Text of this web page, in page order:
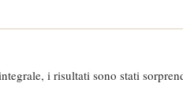
i risultati sono stati